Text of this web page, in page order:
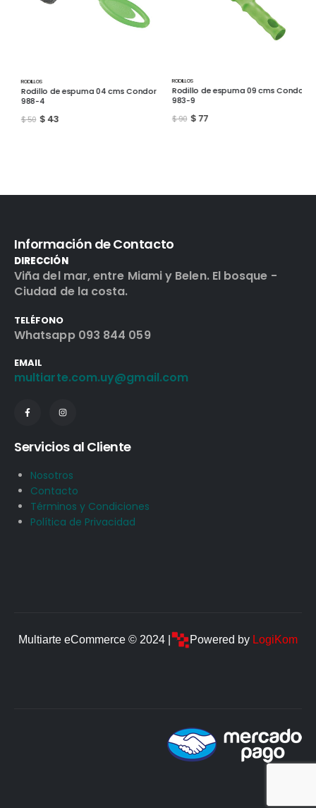
RODILLOS
Rodillo de espuma 04 cms Condor
988-4
50 $ 43
RODILLOS
Rodillo de espuma 09 cms Condor
983-9
90 $ 77
Información de Contacto
DIRECCIÓN
Viña del mar, entre Miami y Belen. El bosque -
Ciudad de la costa.
TELÉFONO
Whatsapp 093 844 059
EMAIL
multiarte.com.uy@gmail.com
Servicios al Cliente
Nosotros
Contacto
Términos y Condiciones
Política de Privacidad
Multiarte eCommerce © 2024 | Powered by LogiKom